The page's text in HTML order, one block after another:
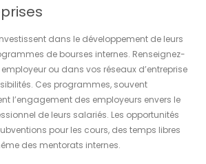
dans le développement de leurs
de bourses internes. Renseignez-
ou dans vos réseaux d’entreprise
Ces programmes, souvent
l’engagement des employeurs envers le
de leurs salariés. Les opportunités
pour les cours, des temps libres
des mentorats internes.